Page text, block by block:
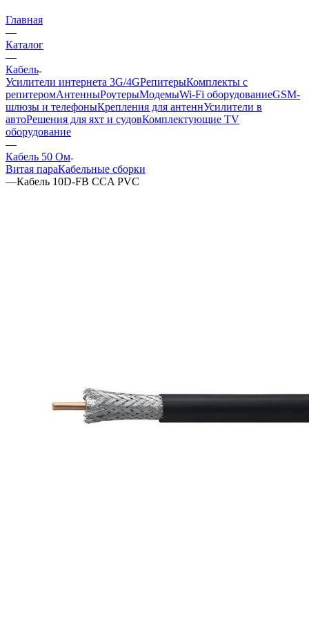
Главная
—
Каталог
—
Кабель
Усилители интернета 3G/4GРепитерыКомплекты с
репитеромАнтенныРоутерыМодемыWi-Fi оборудованиеGSM-
шлюзы и телефоныКрепления для антеннУсилители в
автоРешения для яхт и судовКомплектующие TV
оборудование
—
Кабель 50 Ом
Витая параКабельные сборки
—Кабель 10D-FB CCA PVC